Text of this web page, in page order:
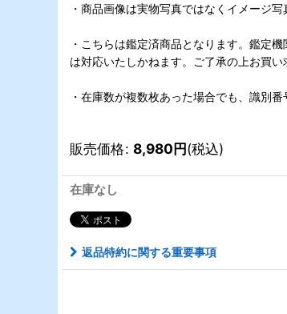
・商品画像は実物写真ではなくイメージ
・こちらは鑑定済商品となります。鑑定
は対応いたしかねます。ご了承の上お買い
・在庫数が複数枚あった場合でも、識別
販売価格: 8,980円(税込)
在庫なし
返品特約に関する重要事項